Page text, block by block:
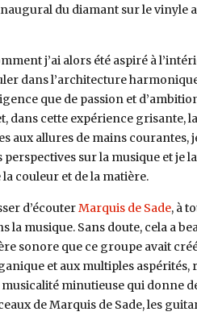
du diamant sur le vinyle a
j’ai alors été aspiré à
dans l’architecture
que de passion et
dans cette expérience grisante,
aux allures de mains courantes,
sur la musique et je
couleur et de la matière.
d’écouterMarquis de Sade, à
la musique. Sans doute, cela a
sonore que ce groupe avait
et aux multiples aspérités,
minutieuse qui donne
de Marquis de Sade, les